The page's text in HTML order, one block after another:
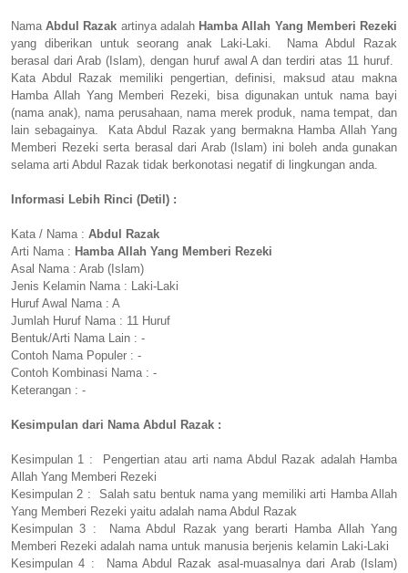
NamaAbdul Razak artinya adalah Hamba Allah Yang Memberi Rezeki
yang diberikan untuk seorang anak Laki-Laki. Nama Abdul Razak
berasal dari Arab (Islam), dengan huruf awal A dan terdiri atas 11 huruf.
Kata Abdul Razak memiliki pengertian, definisi, maksud atau makna
Hamba Allah Yang Memberi Rezeki, bisa digunakan untuk nama bayi
(nama anak), nama perusahaan, nama merek produk, nama tempat, dan
lain sebagainya. Kata Abdul Razak yang bermakna Hamba Allah Yang
Memberi Rezeki serta berasal dari Arab (Islam) ini boleh anda gunakan
selama arti Abdul Razak tidak berkonotasi negatif di lingkungan anda.
Informasi Lebih Rinci (Detil) :
Kata / Nama : Abdul Razak
Arti Nama : Hamba Allah Yang Memberi Rezeki
Asal Nama : Arab (Islam)
Jenis Kelamin Nama : Laki-Laki
Huruf Awal Nama : A
Jumlah Huruf Nama : 11 Huruf
Bentuk/Arti Nama Lain : -
Contoh Nama Populer : -
Contoh Kombinasi Nama : -
Keterangan : -
Kesimpulan dari Nama Abdul Razak :
Kesimpulan 1 : Pengertian atau arti nama Abdul Razak adalah Hamba
Allah Yang Memberi Rezeki
Kesimpulan 2 : Salah satu bentuk nama yang memiliki arti Hamba Allah
Yang Memberi Rezeki yaitu adalah nama Abdul Razak
Kesimpulan 3 : Nama Abdul Razak yang berarti Hamba Allah Yang
Memberi Rezeki adalah nama untuk manusia berjenis kelamin Laki-Laki
Kesimpulan 4 : Nama Abdul Razak asal-muasalnya dari Arab (Islam)